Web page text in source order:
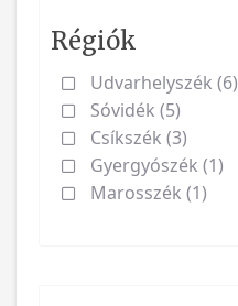
Régiók
Udvarhelyszék (6)
Sóvidék (5)
Csíkszék (3)
Gyergyószék (1)
Marosszék (1)